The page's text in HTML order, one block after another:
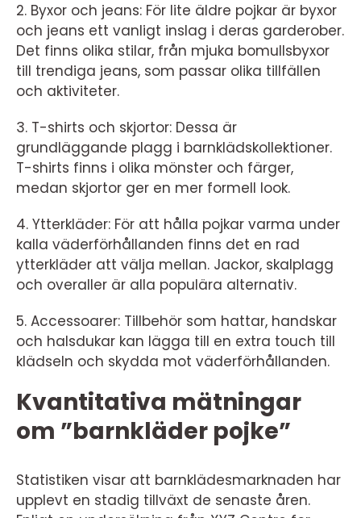
2. Byxor och jeans: För lite äldre pojkar är byxor
och jeans ett vanligt inslag i deras garderober.
Det finns olika stilar, från mjuka bomullsbyxor
till trendiga jeans, som passar olika tillfällen
och aktiviteter.
3. T-shirts och skjortor: Dessa är
grundläggande plagg i barnklädskollektioner.
T-shirts finns i olika mönster och färger,
medan skjortor ger en mer formell look.
4. Ytterkläder: För att hålla pojkar varma under
kalla väderförhållanden finns det en rad
ytterkläder att välja mellan. Jackor, skalplagg
och overaller är alla populära alternativ.
5. Accessoarer: Tillbehör som hattar, handskar
och halsdukar kan lägga till en extra touch till
klädseln och skydda mot väderförhållanden.
Kvantitativa mätningar
om ”barnkläder pojke”
Statistiken visar att barnklädesmarknaden har
upplevt en stadig tillväxt de senaste åren.